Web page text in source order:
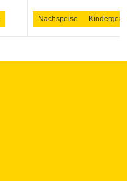
Nachspeise